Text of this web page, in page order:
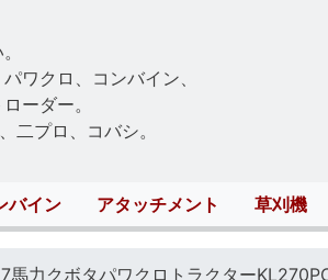
ワクロ、コンバイン、
ーダー。
二プロ、コバシ。
バイン アタッチメント 草刈機
馬力クボタパワクロトラクター